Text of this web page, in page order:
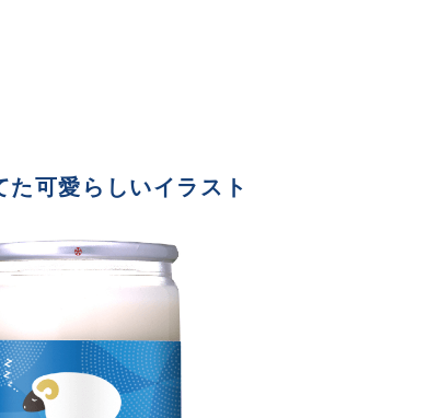
可愛らしいイラスト